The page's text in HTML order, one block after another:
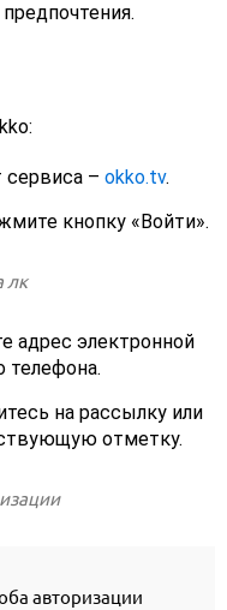
– okko.tv.
кнопку «Войти».
адрес электронной
телефона.
на рассылку или
отметку.
авторизации